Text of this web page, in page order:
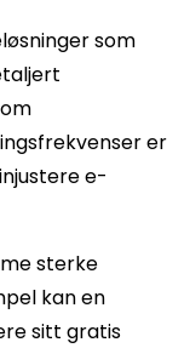
som
er
e-
sterke
kan en
sitt gratis